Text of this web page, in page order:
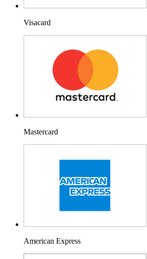
Visacard
Mastercard
American Express